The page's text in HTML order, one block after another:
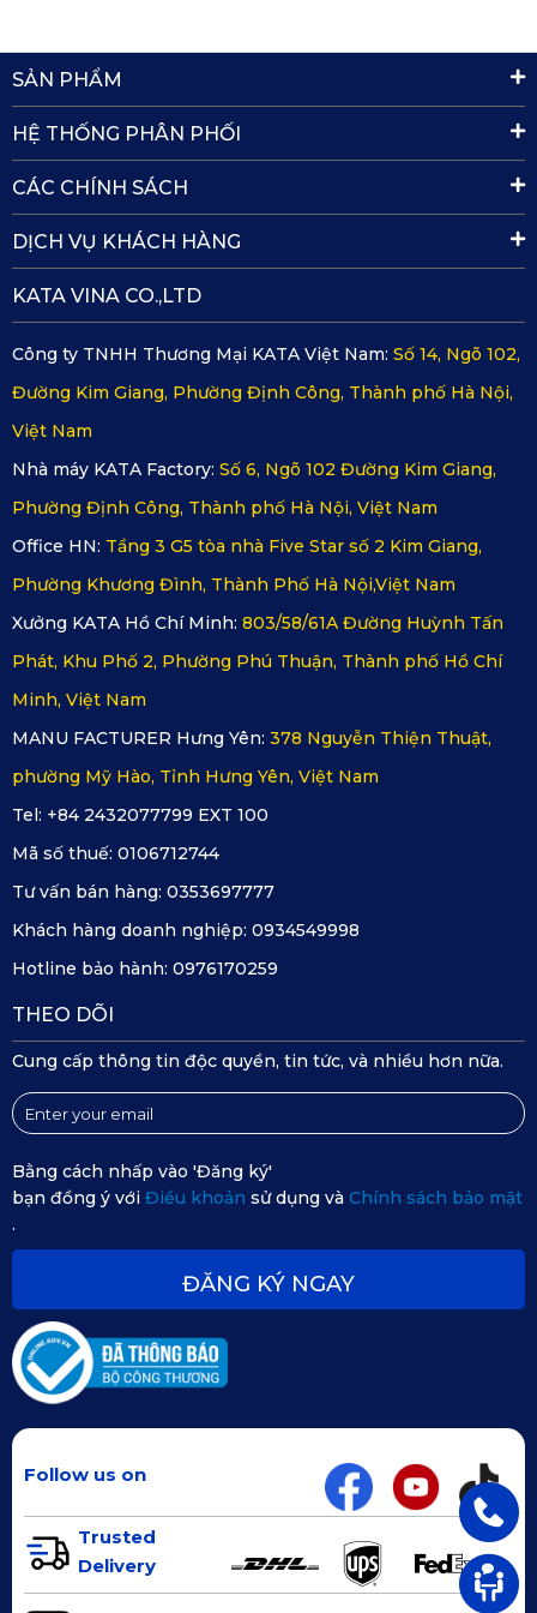
Với đa dạng màu sắc để chọn lựa
Được bảo hành lên đến 24 tháng từ nhà sản xuất, 1 đổi 1
trong vòng 3 ngày nếu như khi nhận về khách hàng
không ưng ý. Chất lượng không đảm bảo và mãu mã
không như khi đặt hàng.
Xem thêm >>>Thảm lót sàn ô tô Honda ZRV
Hãy đến ngayKATAđể lựa chọn thảm trải sàn ô tô Honda
WR-V chất lượng, đáp ứng được tất cả các yêu cầu của mọi
người.
SẢN PHẨM
HỆ THỐNG PHÂN PHỐI
CÁC CHÍNH SÁCH
DỊCH VỤ KHÁCH HÀNG
KATA VINA CO.,LTD
Công ty TNHH Thương Mại KATA Việt Nam: Số 14, Ngõ 102,
Đường Kim Giang, Phường Định Công, Thành phố Hà Nội,
Việt Nam
Nhà máy KATA Factory: Số 6, Ngõ 102 Đường Kim Giang,
Phường Định Công, Thành phố Hà Nội, Việt Nam
Office HN: Tầng 3 G5 tòa nhà Five Star số 2 Kim Giang,
Phường Khương Đình, Thành Phố Hà Nội,Việt Nam
Xưởng KATA Hồ Chí Minh: 803/58/61A Đường Huỳnh Tấn
Phát, Khu Phố 2, Phường Phú Thuận, Thành phố Hồ Chí
Minh, Việt Nam
MANU FACTURER Hưng Yên: 378 Nguyễn Thiện Thuật,
phường Mỹ Hào, Tỉnh Hưng Yên, Việt Nam
Tel: +84 2432077799 EXT 100
Mã số thuế: 0106712744
Tư vấn bán hàng: 0353697777
Khách hàng doanh nghiệp: 0934549998
Hotline bảo hành: 0976170259
THEO DÕI
Cung cấp thông tin độc quyền, tin tức, và nhiều hơn nữa.
Bằng cách nhấp vào 'Đăng ký'
bạn đồng ý với Điều khoản sử dụng và Chính sách bảo mật
.
ĐĂNG KÝ NGAY
Follow us on
Trusted
Delivery